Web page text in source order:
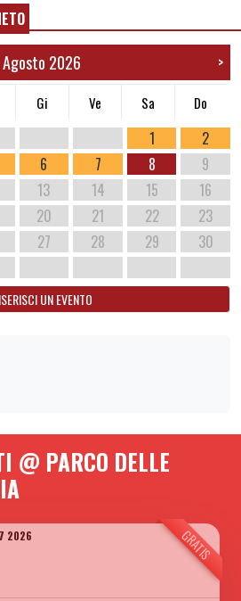
Agosto 2026 >
Gi Ve Sa Do
1
2
6 7 8
9
13 14 15
16
20 21 22
23
27 28 29
30
UN EVENTO
@ PARCO DELLE
GRATIS
2026